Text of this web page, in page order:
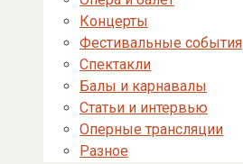
Концерты
Фестивальные события
Спектакли
Балы и карнавалы
Статьи и интервью
Оперные трансляции
Разное